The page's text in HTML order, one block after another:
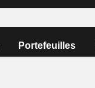
Portefeuilles